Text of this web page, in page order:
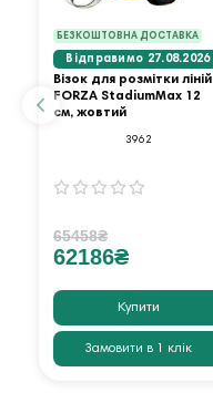
БЕЗКОШТОВНА ДОСТАВКА
Відправимо 27.08.2026
Візок для розмітки ліній
FORZA StadiumMax 12
см, жовтий
3962
65458₴
62186₴
Купити
Замовити в 1 клік